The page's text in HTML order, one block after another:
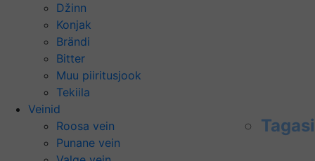
Džinn
Konjak
Brändi
Bitter
Muu piiritusjook
Tekiila
Veinid
Tagasi
Roosa vein
Punane vein